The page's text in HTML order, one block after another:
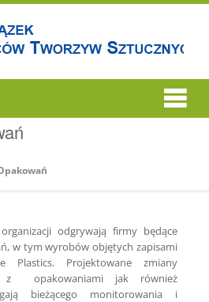
odgrywają firmy będące
w tym wyrobów objętych zapisami
Plastics. Projektowane zmiany
z opakowaniami jak również
bieżącego monitorowania i